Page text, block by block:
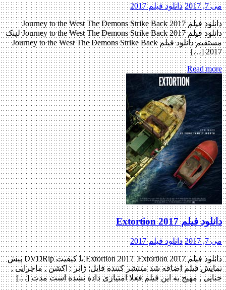
می 7, 2017 دانلود فیلم 2017
دانلود فیلم Journey to the West The Demons Strike Back 2017
دانلود فیلم Journey to the West The Demons Strike Back 2017 لینک
مستقیم دانلود فیلم Journey to the West The Demons Strike Back
2017 […]
Read more
دانلود فیلم Extortion 2017
می 7, 2017 دانلود فیلم 2017
دانلود فیلم Extortion 2017 Extortion 2017 با کیفیت DVDRip پیش
نمایش فیلم اضافه شد منتشر کننده فایل: ژانر : اکشن , ماجرایی ,
جنایی , مهیج به این فیلم فعلا امتیازی داده نشده است مدت […]